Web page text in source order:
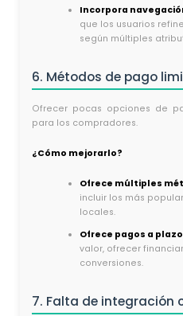
Incorpora
que los usuarios
según múltiples
6. Métodos de pago
Ofrecer pocas opciones de
para los compradores.
¿Cómo mejorarlo?
Ofrece múltiples
incluir los más
locales.
Ofrece pagos a
valor, ofrecer
conversiones.
7. Falta de integración